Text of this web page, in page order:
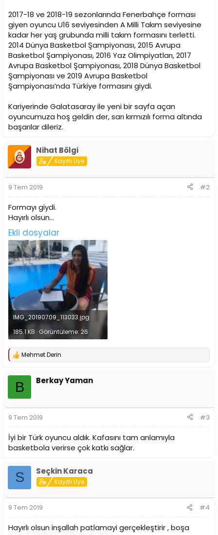
2017-18 ve 2018-19 sezonlarında Fenerbahçe forması
giyen oyuncu U16 seviyesinden A Milli Takım seviyesine
kadar her yaş grubunda milli takım formasını terletti.
2014 Dünya Basketbol Şampiyonası, 2015 Avrupa
Basketbol Şampiyonası, 2016 Yaz Olimpiyatları, 2017
Avrupa Basketbol Şampiyonası, 2018 Dünya Basketbol
Şampiyonası ve 2019 Avrupa Basketbol
Şampiyonası’nda Türkiye formasını giydi.
Kariyerinde Galatasaray ile yeni bir sayfa açan
oyuncumuza hoş geldin der, sarı kırmızılı forma altında
başarılar dileriz.
Nihat Bölgi
Kayıtlı Üye
9 Tem 2019 #2
Formayı giydi.
Hayırlı olsun...
Ekli dosyalar
IMG_20190709_113033.jpg
185.1 KB · Görüntüleme: 26
T
p
l
Mehmet Derin
B Berkay Yaman
9 Tem 2019 #3
İyi bir Türk oyuncu aldık. Kafasını tam anlamıyla
basketbola verirse çok katkı sağlar.
S Seçkin Karaca
Kayıtlı Üye
9 Tem 2019 #4
Hayırlı olsun inşallah patlamayi gerçekleştirir , boşa